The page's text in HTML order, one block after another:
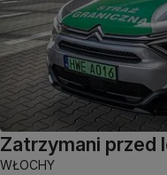
Zatrzymani przed
WŁOCHY